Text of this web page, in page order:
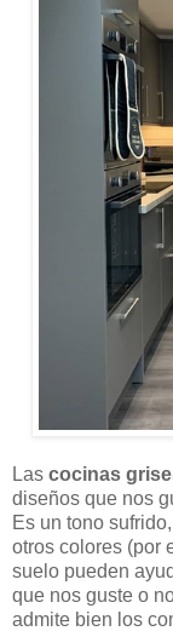
Las cocinas
diseños que nos
Es un tono
otros colores (por
suelo pueden
que nos guste o
admite bien los